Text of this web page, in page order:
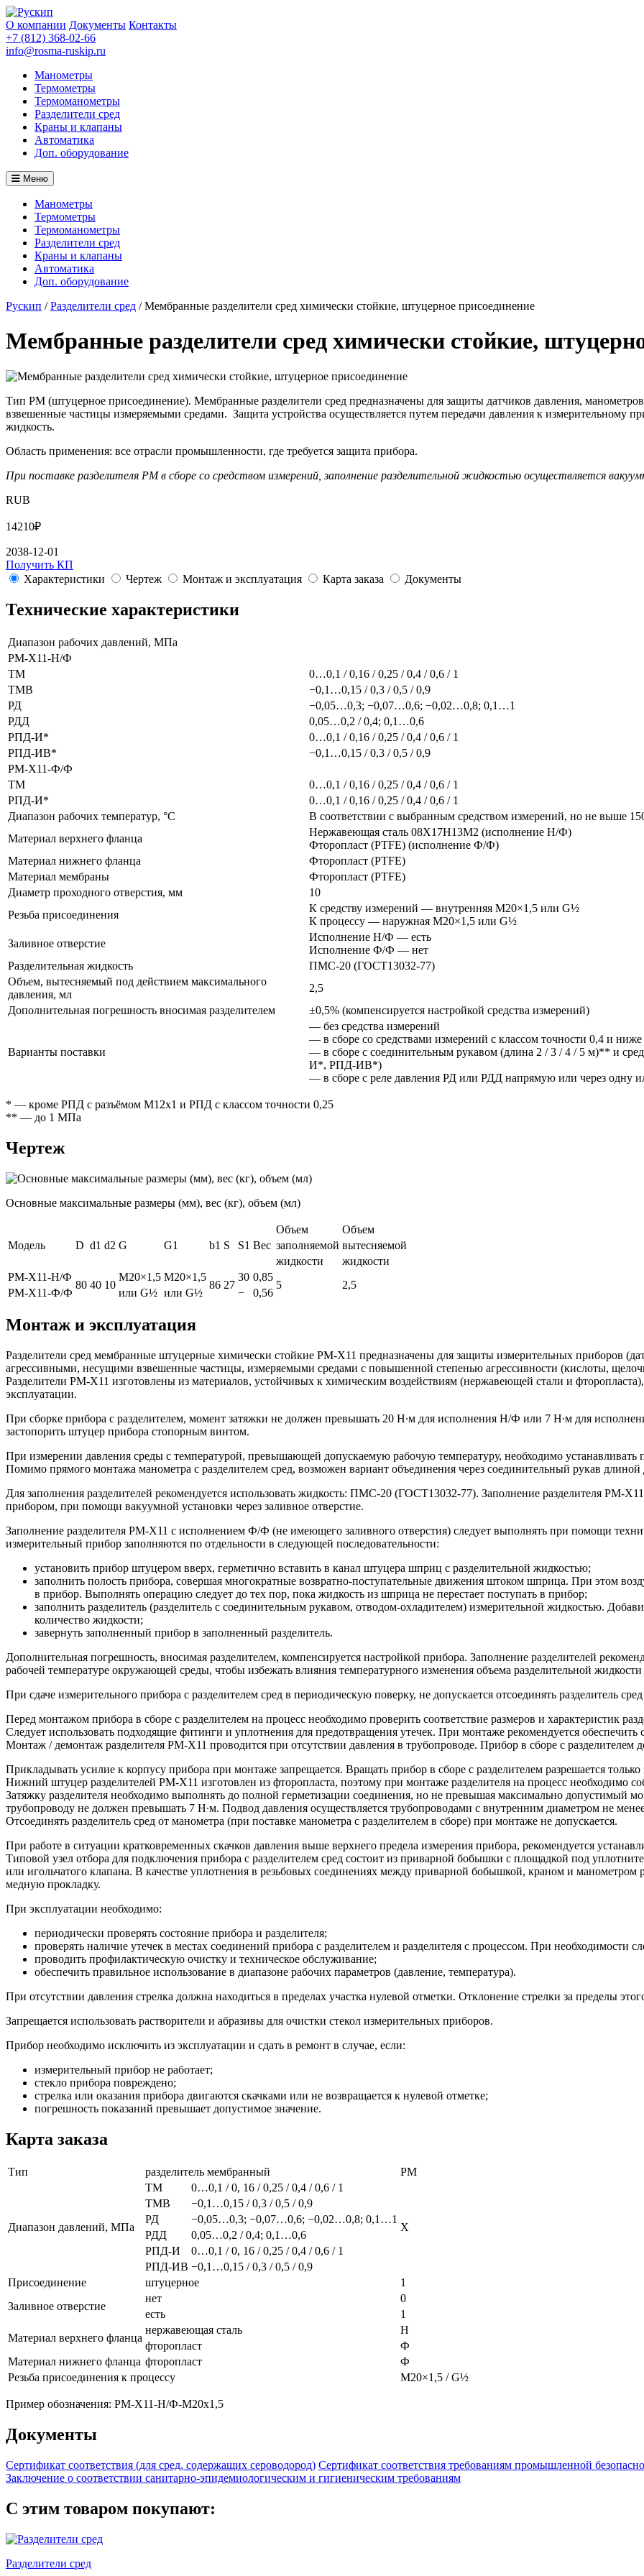
О компании Документы Контакты
+7 (812) 368-02-66
info@rosma-ruskip.ru
Манометры
Термометры
Термоманометры
Разделители сред
Краны и клапаны
Автоматика
Доп. оборудование
Меню
Манометры
Термометры
Термоманометры
Разделители сред
Краны и клапаны
Автоматика
Доп. оборудование
Рускип /Разделители сред /Мембранные разделители сред химически стойкие, штуцерное присоединение
Мембранные разделители сред химически стойкие,
Тип РМ (штуцерное присоединение). Мембранные разделители сред предназначены для защиты датчиков давления,
взвешенные частицы измеряемыми средами. Защита устройства осуществляется путем передачи давления к измерительному
жидкость.
Область применения: все отрасли промышленности, где требуется защита прибора.
При поставке разделителя РМ в сборе со средством измерений, заполнение разделительной жидкостью осуществляется
RUB
14210₽
2038-12-01
Получить КП
Характеристики
Чертеж Монтаж и эксплуатация Карта заказа Документы
Технические характеристики
Диапазон рабочих давлений, МПа
РМ-Х11-Н/Ф
ТМ
0…0,1 / 0,16 / 0,25 / 0,4 / 0,6 / 1
ТМВ
−0,1…0,15 / 0,3 / 0,5 / 0,9
РД
−0,05…0,3; −0,07…0,6; −0,02…0,8; 0,1…1
РДД
0,05…0,2 / 0,4; 0,1…0,6
РПД-И*
0…0,1 / 0,16 / 0,25 / 0,4 / 0,6 / 1
РПД-ИВ*
−0,1…0,15 / 0,3 / 0,5 / 0,9
РМ-Х11-Ф/Ф
ТМ
0…0,1 / 0,16 / 0,25 / 0,4 / 0,6 / 1
РПД-И*
0…0,1 / 0,16 / 0,25 / 0,4 / 0,6 / 1
Диапазон рабочих температур, °C
В соответствии с выбранным средством измерений, но не выше
Материал верхнего фланца
Нержавеющая сталь 08Х17Н13М2 (исполнение Н/Ф)
Фторопласт (PTFE) (исполнение Ф/Ф)
Материал нижнего фланца
Фторопласт (PTFE)
Материал мембраны
Фторопласт (PTFE)
Диаметр проходного отверстия, мм
10
Резьба присоединения
К средству измерений — внутренняя M20×1,5 или G½
К процессу — наружная М20×1,5 или G½
Заливное отверстие
Исполнение Н/Ф — есть
Исполнение Ф/Ф — нет
Разделительная жидкость
ПМС-20 (ГОСТ13032-77)
Объем, вытесняемый под действием максимального
давления, мл
2,5
Дополнительная погрешность вносимая разделителем
±0,5% (компенсируется настройкой средства измерений)
Варианты поставки
— без средства измерений
— в сборе со средствами измерений с классом точности 0,4 и
— в сборе с соединительным рукавом (длина 2 / 3 / 4 / 5 м)** и
И*, РПД-ИВ*)
— в сборе с реле давления РД или РДД напрямую или через одну
* — кроме РПД с разъёмом М12х1 и РПД с классом точности 0,25
** — до 1 МПа
Чертеж
Основные максимальные размеры (мм), вес (кг), объем (мл)
Модель D d1 d2 G G1 b1 S S1 Вес
Объем
Объем
заполняемой вытесняемой
жидкости
жидкости
РМ-Х11-Н/Ф
80 40 10
M20×1,5 M20×1,5
86 27
30 0,85
5 2,5
РМ-Х11-Ф/Ф или G½ или G½ − 0,56
Монтаж и эксплуатация
Разделители сред мембранные штуцерные химически стойкие РМ-Х11 предназначены для защиты измерительных приборов
агрессивными, несущими взвешенные частицы, измеряемыми средами с повышенной степенью агрессивности (кислоты,
Разделители РМ-Х11 изготовлены из материалов, устойчивых к химическим воздействиям (нержавеющей стали и
эксплуатации.
При сборке прибора с разделителем, момент затяжки не должен превышать 20 Н∙м для исполнения Н/Ф или 7 Н∙м для
застопорить штуцер прибора стопорным винтом.
При измерении давления среды с температурой, превышающей допускаемую рабочую температуру, необходимо устанавливать
Помимо прямого монтажа манометра с разделителем сред, возможен вариант объединения через соединительный рукав длиной
Для заполнения разделителей рекомендуется использовать жидкость: ПМС-20 (ГОСТ13032-77). Заполнение разделителя РМ-
прибором, при помощи вакуумной установки через заливное отверстие.
Заполнение разделителя РМ-Х11 с исполнением Ф/Ф (не имеющего заливного отверстия) следует выполнять при помощи
измерительный прибор заполняются по отдельности в следующей последовательности:
установить прибор штуцером вверх, герметично вставить в канал штуцера шприц с разделительной жидкостью;
заполнить полость прибора, совершая многократные возвратно-поступательные движения штоком шприца. При этом
в прибор. Выполнять операцию следует до тех пор, пока жидкость из шприца не перестает поступать в прибор;
заполнить разделитель (разделитель с соединительным рукавом, отводом-охладителем) измерительной жидкостью.
количество жидкости;
завернуть заполненный прибор в заполненный разделитель.
Дополнительная погрешность, вносимая разделителем, компенсируется настройкой прибора. Заполнение разделителей
рабочей температуре окружающей среды, чтобы избежать влияния температурного изменения объема разделительной
При сдаче измерительного прибора с разделителем сред в периодическую поверку, не допускается отсоединять разделитель
Перед монтажом прибора в сборе с разделителем на процесс необходимо проверить соответствие размеров и характеристик
Следует использовать подходящие фитинги и уплотнения для предотвращения утечек. При монтаже рекомендуется
Монтаж / демонтаж разделителя РМ-Х11 проводится при отсутствии давления в трубопроводе. Прибор в сборе с
Прикладывать усилие к корпусу прибора при монтаже запрещается. Вращать прибор в сборе с разделителем разрешается
Нижний штуцер разделителей РМ-Х11 изготовлен из фторопласта, поэтому при монтаже разделителя на процесс необходимо
Затяжку разделителя необходимо выполнять до полной герметизации соединения, но не превышая максимально допустимый
трубопроводу не должен превышать 7 Н∙м. Подвод давления осуществляется трубопроводами с внутренним диаметром не
Отсоединять разделитель сред от манометра (при поставке манометра с разделителем в сборе) при монтаже не допускается.
При работе в ситуации кратковременных скачков давления выше верхнего предела измерения прибора, рекомендуется
Типовой узел отбора для подключения прибора с разделителем сред состоит из приварной бобышки с площадкой под
или игольчатого клапана. В качестве уплотнения в резьбовых соединениях между приварной бобышкой, краном и
медную прокладку.
При эксплуатации необходимо:
периодически проверять состояние прибора и разделителя;
проверять наличие утечек в местах соединений прибора с разделителем и разделителя с процессом. При необходимости
проводить профилактическую очистку и техническое обслуживание;
обеспечить правильное использование в диапазоне рабочих параметров (давление, температура).
При отсутствии давления стрелка должна находиться в пределах участка нулевой отметки. Отклонение стрелки за пределы
Запрещается использовать растворители и абразивы для очистки стекол измерительных приборов.
Прибор необходимо исключить из эксплуатации и сдать в ремонт в случае, если:
измерительный прибор не работает;
стекло прибора повреждено;
стрелка или оказания прибора двигаются скачками или не возвращается к нулевой отметке;
погрешность показаний превышает допустимое значение.
Карта заказа
Тип разделитель мембранный РМ
Диапазон давлений, МПа
ТМ 0…0,1 / 0, 16 / 0,25 / 0,4 / 0,6 / 1
Х
ТМВ
−0,1…0,15 / 0,3 / 0,5 / 0,9
РД
−0,05…0,3; −0,07…0,6; −0,02…0,8; 0,1…1
РДД
0,05…0,2 / 0,4; 0,1…0,6
РПД-И
0…0,1 / 0, 16 / 0,25 / 0,4 / 0,6 / 1
РПД-ИВ −0,1…0,15 / 0,3 / 0,5 / 0,9
Присоединение
штуцерное
1
Заливное отверстие
нет
0
есть
1
Материал верхнего фланца
нержавеющая сталь
Н
фторопласт
Ф
Материал нижнего фланца фторопласт
Ф
Резьба присоединения к процессу
М20×1,5 / G½
Пример обозначения: РМ-Х11-Н/Ф-М20х1,5
Документы
Сертификат соответствия (для сред, содержащих сероводород) Сертификат соответствия требованиям промышленной
Заключение о соответствии санитарно-эпидемиологическим и гигиеническим требованиям
С этим товаром покупают:
Разделители сред